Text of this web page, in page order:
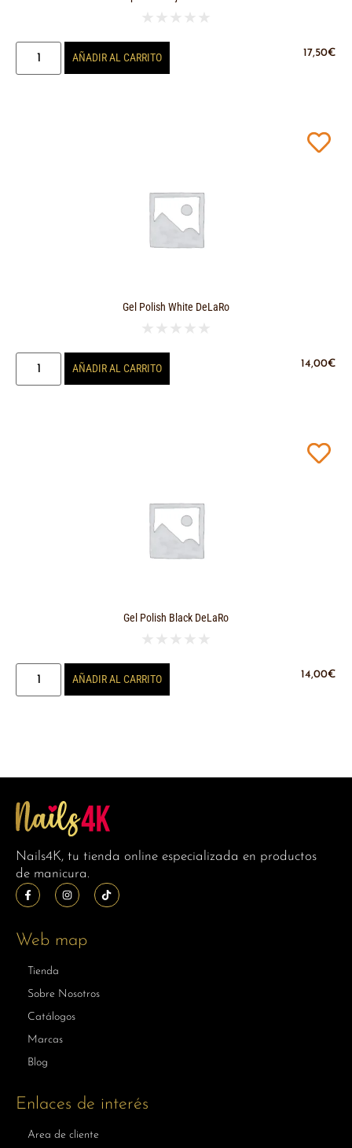
★ ★ ★ ★ ★
17,50€
AÑADIR AL CARRITO
Gel Polish White DeLaRo
★ ★ ★ ★ ★
14,00€
AÑADIR AL CARRITO
Gel Polish Black DeLaRo
★ ★ ★ ★ ★
14,00€
AÑADIR AL CARRITO
Nails4K, tu tienda online especializada en productos
de manicura.
Web map
Tienda
Sobre Nosotros
Catálogos
Marcas
Blog
Enlaces de interés
Area de cliente